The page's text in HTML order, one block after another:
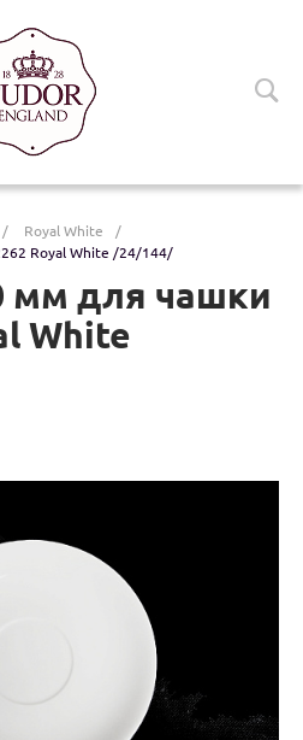
/ Royal White
/
Royal White /24/144/
мм для чашки
White